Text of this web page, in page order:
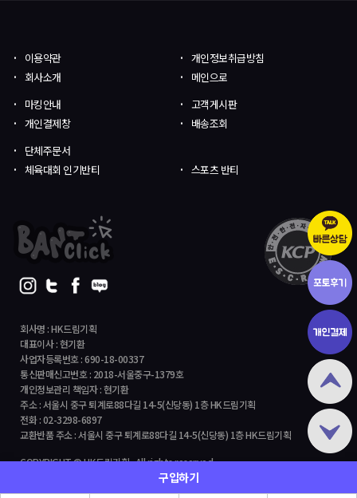
구입하기
회사명 : HK드림기획
대표이사 : 현기환
사업자등록번호 : 690-18-00337
통신판매신고번호 : 2018-서울중구-1379호
개인정보관리 책임자 : 현기환
주소 : 서울시 중구 퇴계로88다길 14-5(신당동) 1층 HK드림기획
전화 : 02-3298-6897
교환반품 주소 : 서울시 중구 퇴계로88다길 14-5(신당동) 1층 HK드림기획
COPYRIGHT © HK드림기획 All rights reserved.
이용약관
개인정보취급방침
회사소개
메인으로
마킹안내
고객게시판
개인결제창
배송조회
단체주문서
체육대회 인기반티
스포츠 반티